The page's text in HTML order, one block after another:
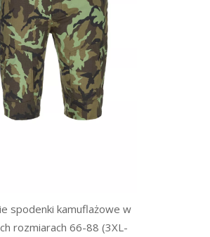
spodenki kamuflażowe w
rozmiarach 66-88 (3XL-